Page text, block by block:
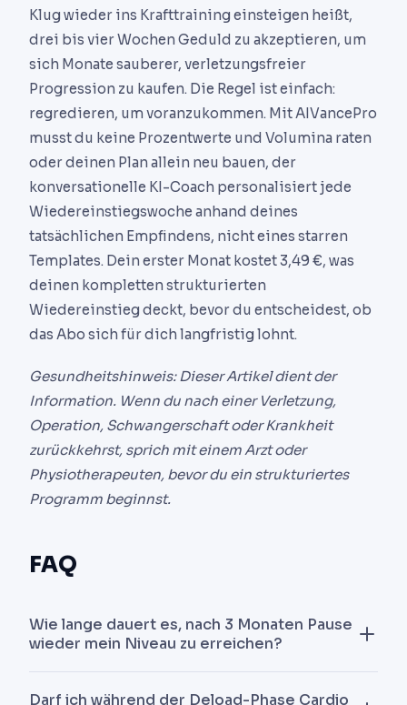
Klug wieder ins Krafttraining einsteigen heißt,
drei bis vier Wochen Geduld zu akzeptieren, um
sich Monate sauberer, verletzungsfreier
Progression zu kaufen. Die Regel ist einfach:
regredieren, um voranzukommen. Mit AIVancePro
musst du keine Prozentwerte und Volumina raten
oder deinen Plan allein neu bauen, der
konversationelle KI-Coach personalisiert jede
Wiedereinstiegswoche anhand deines
tatsächlichen Empfindens, nicht eines starren
Templates. Dein erster Monat kostet 3,49 €, was
deinen kompletten strukturierten
Wiedereinstieg deckt, bevor du entscheidest, ob
das Abo sich für dich langfristig lohnt.
Gesundheitshinweis: Dieser Artikel dient der
Information. Wenn du nach einer Verletzung,
Operation, Schwangerschaft oder Krankheit
zurückkehrst, sprich mit einem Arzt oder
Physiotherapeuten, bevor du ein strukturiertes
Programm beginnst.
FAQ
Wie lange dauert es, nach 3 Monaten Pause
wieder mein Niveau zu erreichen?
Darf ich während der Deload-Phase Cardio